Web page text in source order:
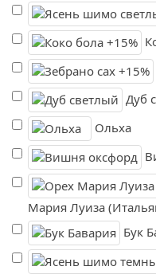
Дуб
Ольха
Мария Луиза
Бук